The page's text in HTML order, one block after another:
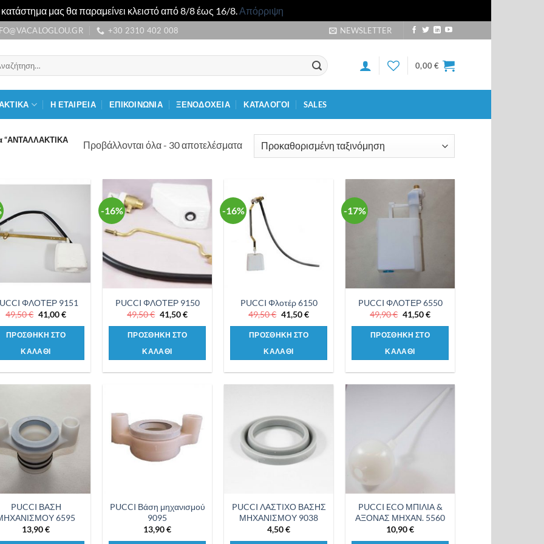
μας θα παραμείνει κλειστό από 8/8 έως 16/8.Απόρριψη
+30 2310 402 008 NEWSLETTER
0,00€
Η ΕΤΑΙΡΕΙΑ ΕΠΙΚΟΙΝΩΝΙΑ ΞΕΝΟΔΟΧΕΙΑ ΚΑΤΑΛΟΓΟΙ SALES
“ΑΝΤΑΛΛΑΚΤΙΚΑ Προβάλλονται όλα - 30 αποτελέσματα
Προσθήκη
στη λίστα
επιθυμιών
ΦΛΟΤΕΡ 9151
49,50€ Original
price
was:
49,50 €.
41,00€Η
είναι:
ΠΡΟΣΘΗΚΗ ΣΤΟ
ΚΑΛΑΘΙ
-16%
Προσθήκη
στη λίστα
επιθυμιών
PUCCI ΦΛΟΤΕΡ 9150
49,50€ Original
price
was:
49,50 €.
41,50€Η
είναι:
ΠΡΟΣΘΗΚΗ ΣΤΟ
ΚΑΛΑΘΙ
-16%
PUCCI Φλοτέρ 6150
49,50€ Original
price
was:
49,50 €.
41,50€Η
είναι:
ΠΡΟΣΘΗΚΗ ΣΤΟ
ΚΑΛΑΘΙ
-17%
Προσθήκη
στη λίστα
PUCCI ΦΛΟΤΕΡ 6550
49,90€ Original
price
was:
49,90 €.
41,50€Η
είναι:
ΠΡΟΣΘΗΚΗ ΣΤΟ
ΚΑΛΑΘΙ
Προσθήκη
στη λίστα
επιθυμιών
PUCCI ΒΑΣΗ
6595
13,90€
Προσθήκη
στη λίστα
επιθυμιών
PUCCI Βάση μηχανισμού
9095
13,90€
Προσθήκη
στη λίστα
επιθυμιών
PUCCI ΛΑΣΤΙΧΟ ΒΑΣΗΣ
ΜΗΧΑΝΙΣΜΟΥ 9038
4,50€
Προσθήκη
PUCCI ECO ΜΠΙΛΙΑ &
ΑΞΟΝΑΣ ΜΗΧΑΝ. 5560
10,90€